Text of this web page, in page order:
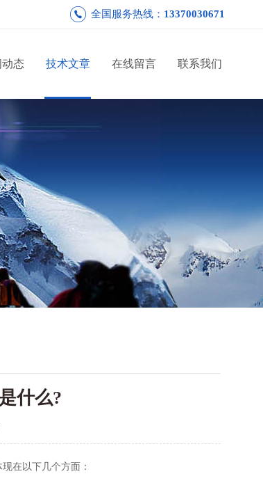
全国服务热线： 13370030671
动态 技术文章 在线留言 联系我们
什么?
在以下几个方面：